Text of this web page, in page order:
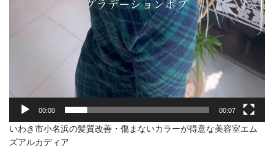
00:00 00:07
いわき市小名浜の髪質改善・傷まないカラーが得意な美容室エム
ズアルカディア